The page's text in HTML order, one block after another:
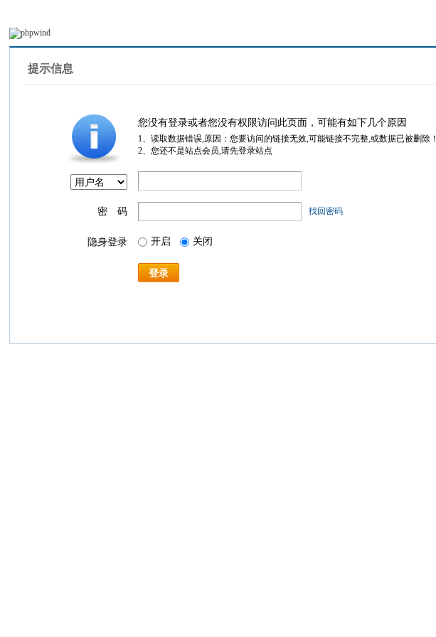
提示信息
您没有登录或者您没有权限访问此页面，可能有如下几个原因
1、读取数据错误,原因：您要访问的链接无效,可能链接不完整,或数据已被删除！
2、您还不是站点会员,请先登录站点
密 码 找回密码
隐身登录 开启 关闭
登录